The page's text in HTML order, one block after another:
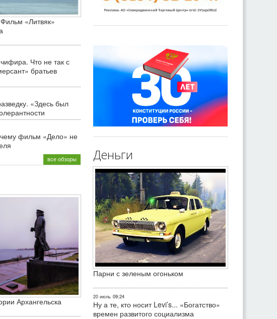
«Литвяк»
Что не так с
братьев
«Здесь был
фильм «Дело» не
все обзоры
Архангельска
Деньги
Парни с зеленым огоньком
20 июль 09:24
Ну а те, кто носит Levi’s... «Богатство»
времен развитого социализма